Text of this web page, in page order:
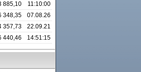
885,10
11:10:00
348,35
07.08.26
357,73
22.09.21
440,46 14:51:15